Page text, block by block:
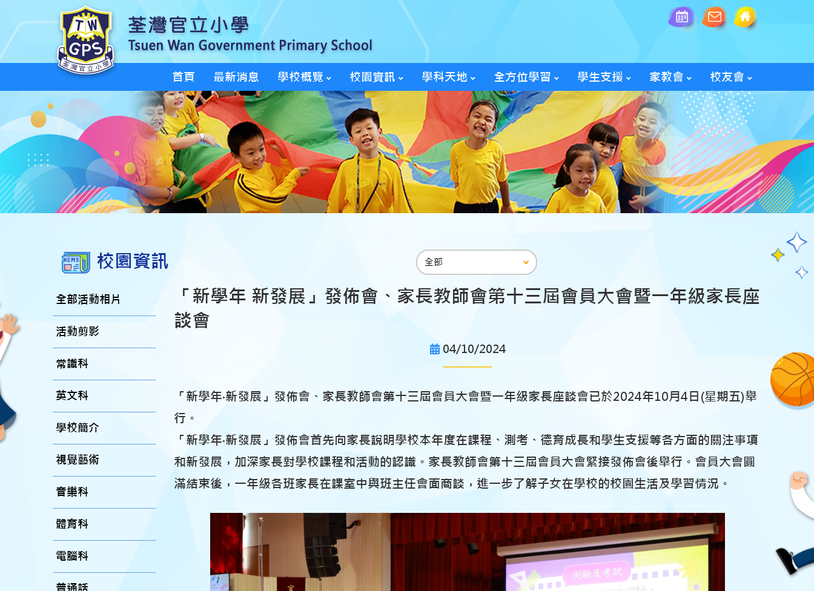
首頁 最新消息 學校概覽 校園資訊 學科天地 全方位學習 學生支援 家教會 校友會
校園資訊
全部活動相片
活動剪影
常識科
英文科
學校簡介
視覺藝術
音樂科
體育科
電腦科
普通話
「新學年 新發展」發佈會、家長教師會第十三屆會員大會暨一年級家長座
談會
04/10/2024
「新學年‧新發展」發佈會、家長教師會第十三屆會員大會暨一年級家長座談會已於2024年10月4日(星期五)舉
行。
「新學年‧新發展」發佈會首先向家長說明學校本年度在課程、測考、德育成長和學生支援等各方面的關注事項
和新發展，加深家長對學校課程和活動的認識。家長教師會第十三屆會員大會緊接發佈會後舉行。會員大會圓
滿結束後，一年級各班家長在課室中與班主任會面商談，進一步了解子女在學校的校園生活及學習情況。